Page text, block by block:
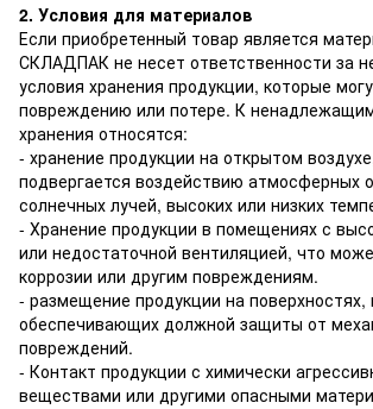
2. Условия для материалов
Если приобретенный товар является
СКЛАДПАК не несет ответственности за
условия хранения продукции, которые
повреждению или потере. К
хранения относятся:
- хранение продукции на открытом
подвергается воздействию атмосферных
солнечных лучей, высоких или низких
- Хранение продукции в помещениях с
или недостаточной вентиляцией, что
коррозии или другим повреждениям.
- размещение продукции на поверхностях,
обеспечивающих должной защиты от
повреждений.
- Контакт продукции с химически
веществами или другими опасными